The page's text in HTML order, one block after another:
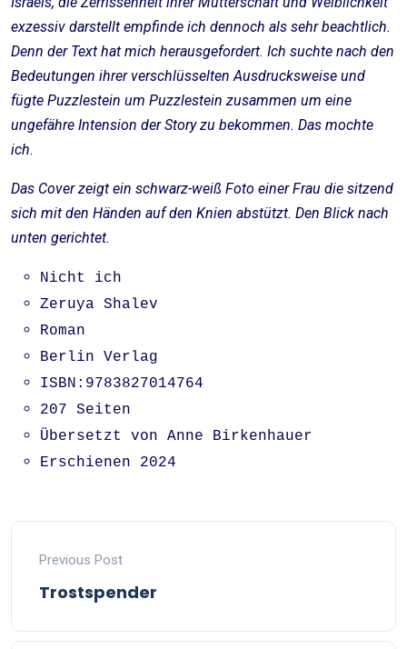
exzessiv darstellt empfinde ich dennoch als sehr beachtlich.
Denn der Text hat mich herausgefordert. Ich suchte nach den
Bedeutungen ihrer verschlüsselten Ausdrucksweise und
fügte Puzzlestein um Puzzlestein zusammen um eine
ungefähre Intension der Story zu bekommen. Das mochte
ich.
Das Cover zeigt ein schwarz-weiß Foto einer Frau die sitzend
sich mit den Händen auf den Knien abstützt. Den Blick nach
unten gerichtet.
Nicht ich
Zeruya Shalev
Roman
Berlin Verlag
ISBN:9783827014764
207 Seiten
Übersetzt von Anne Birkenhauer
Erschienen 2024
Previous Post
Trostspender